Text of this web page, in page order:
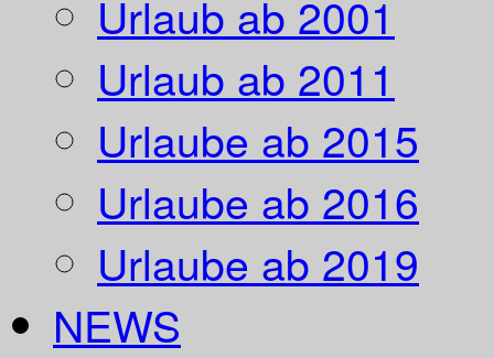
Urlaub ab 2001
Urlaub ab 2011
Urlaube ab 2015
Urlaube ab 2016
Urlaube ab 2019
NEWS